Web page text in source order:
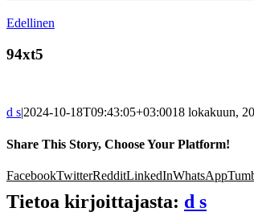
Edellinen
94xt5
d s|2024-10-18T09:43:05+03:0018 lokakuun,
Share This Story, Choose Your Platform!
FacebookTwitterRedditLinkedInWhatsApp
Tietoa kirjoittajasta: d s